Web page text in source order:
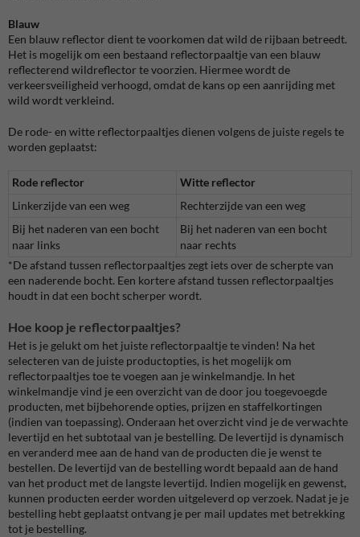
Blauw
Een blauw reflector dient te voorkomen dat wild de rijbaan betreedt.
Het is mogelijk om een bestaand reflectorpaaltje van een blauw
reflecterend wildreflector te voorzien. Hiermee wordt de
verkeersveiligheid verhoogd, omdat de kans op een aanrijding met
wild wordt verkleind.
De rode- en witte reflectorpaaltjes dienen volgens de juiste regels te
worden geplaatst:
Rode reflector
Witte reflector
Linkerzijde van een weg
Rechterzijde van een weg
Bij het naderen van een bocht
naar links
Bij het naderen van een bocht
naar rechts
*De afstand tussen reflectorpaaltjes zegt iets over de scherpte van
een naderende bocht. Een kortere afstand tussen reflectorpaaltjes
houdt in dat een bocht scherper wordt.
Hoe koop je reflectorpaaltjes?
Het is je gelukt om het juiste reflectorpaaltje te vinden! Na het
selecteren van de juiste productopties, is het mogelijk om
reflectorpaaltjes toe te voegen aan je winkelmandje. In het
winkelmandje vind je een overzicht van de door jou toegevoegde
producten, met bijbehorende opties, prijzen en staffelkortingen
(indien van toepassing). Onderaan het overzicht vind je de verwachte
levertijd en het subtotaal van je bestelling. De levertijd is dynamisch
en veranderd mee aan de hand van de producten die je wenst te
bestellen. De levertijd van de bestelling wordt bepaald aan de hand
van het product met de langste levertijd. Indien mogelijk en gewenst,
kunnen producten eerder worden uitgeleverd op verzoek. Nadat je je
bestelling hebt geplaatst ontvang je per mail updates met betrekking
tot je bestelling.